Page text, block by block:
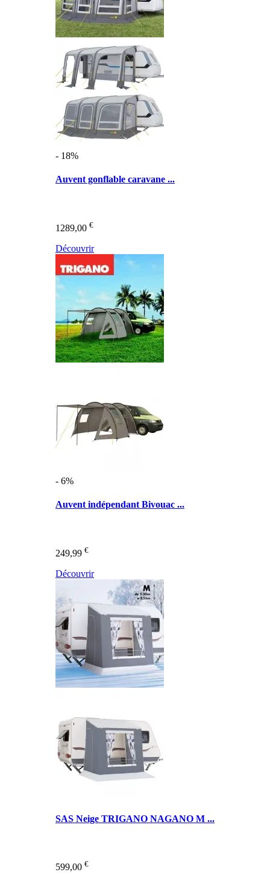
- 18%
Auvent gonflable caravane ...
1289,00 €
Découvrir
- 6%
Auvent indépendant Bivouac ...
249,99 €
Découvrir
SAS Neige TRIGANO NAGANO M ...
599,00 €